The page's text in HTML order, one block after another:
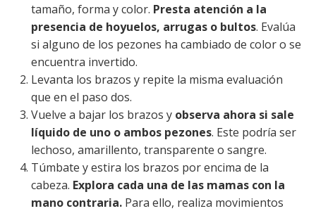
tamaño, forma y color. Presta atención a la
presencia de hoyuelos, arrugas o bultos. Evalúa
si alguno de los pezones ha cambiado de color o se
encuentra invertido.
Levanta los brazos y repite la misma evaluación
que en el paso dos.
Vuelve a bajar los brazos y observa ahora si sale
líquido de uno o ambos pezones. Este podría ser
lechoso, amarillento, transparente o sangre.
Túmbate y estira los brazos por encima de la
cabeza. Explora cada una de las mamas con la
mano contraria. Para ello, realiza movimientos